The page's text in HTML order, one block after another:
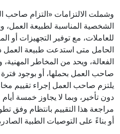
وشملت الالتزامات «التزام صاحب
الشخصية المناسبة لطبيعة العمل،
للعاملات، مع توفير التجهيزات أو
الحامل متى استدعت طبيعة العمل
الفعالة، ويحد من المخاطر
صاحب العمل بحملها، أو بوجود
يلتزم صاحب العمل إجراء تقييم
دون تأخير، وبما لا يجاوز خمسة
مراجعة هذا التقييم بانتظام وفق
أو بناءً على التوصيات الطبية